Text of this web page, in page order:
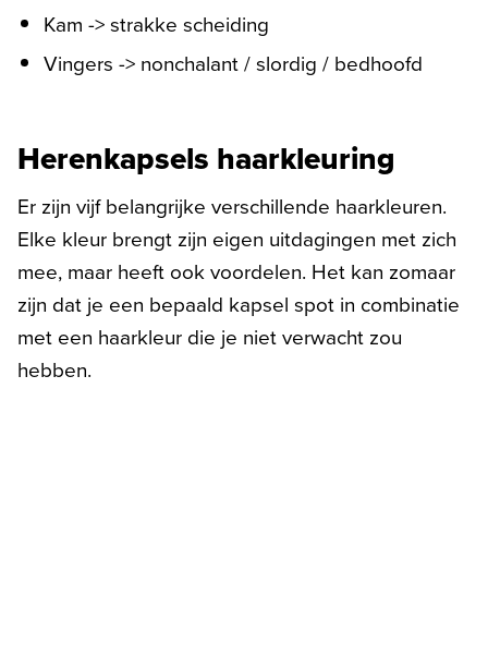
Kam -> strakke scheiding
Vingers -> nonchalant / slordig / bedhoofd
Herenkapsels haarkleuring
Er zijn vijf belangrijke verschillende haarkleuren.
Elke kleur brengt zijn eigen uitdagingen met zich
mee, maar heeft ook voordelen. Het kan zomaar
zijn dat je een bepaald kapsel spot in combinatie
met een haarkleur die je niet verwacht zou
hebben.